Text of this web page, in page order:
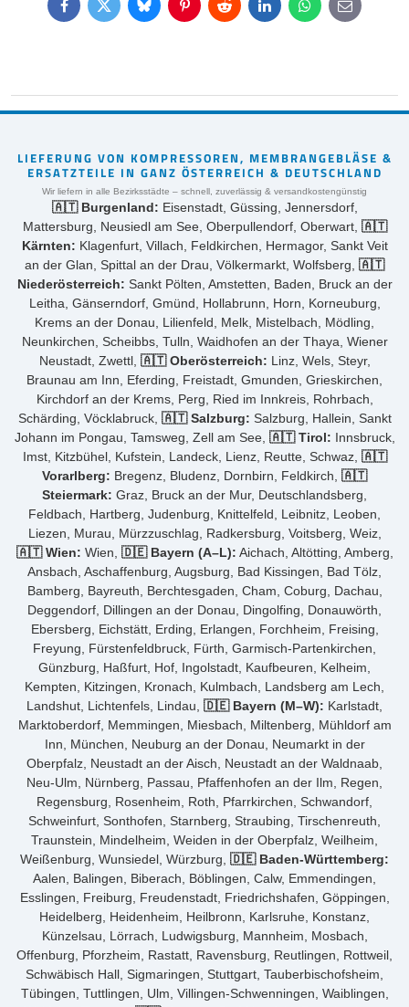
FacebookTwitterBlueskyPinterestReddit LinkedInWhatsApp
E-
mail
LIEFERUNG VON KOMPRESSOREN, MEMBRANGEBLÄSE &
ERSATZTEILE IN GANZ ÖSTERREICH & DEUTSCHLAND
Wir liefern in alle Bezirksstädte – schnell, zuverlässig & versandkostengünstig
🇦🇹 Burgenland: Eisenstadt, Güssing, Jennersdorf,
Mattersburg, Neusiedl am See, Oberpullendorf, Oberwart, 🇦🇹
Kärnten: Klagenfurt, Villach, Feldkirchen, Hermagor, Sankt Veit
an der Glan, Spittal an der Drau, Völkermarkt, Wolfsberg, 🇦🇹
Niederösterreich: Sankt Pölten, Amstetten, Baden, Bruck an der
Leitha, Gänserndorf, Gmünd, Hollabrunn, Horn, Korneuburg,
Krems an der Donau, Lilienfeld, Melk, Mistelbach, Mödling,
Neunkirchen, Scheibbs, Tulln, Waidhofen an der Thaya, Wiener
Neustadt, Zwettl, 🇦🇹 Oberösterreich: Linz, Wels, Steyr,
Braunau am Inn, Eferding, Freistadt, Gmunden, Grieskirchen,
Kirchdorf an der Krems, Perg, Ried im Innkreis, Rohrbach,
Schärding, Vöcklabruck, 🇦🇹 Salzburg: Salzburg, Hallein, Sankt
Johann im Pongau, Tamsweg, Zell am See, 🇦🇹 Tirol: Innsbruck,
Imst, Kitzbühel, Kufstein, Landeck, Lienz, Reutte, Schwaz, 🇦🇹
Vorarlberg: Bregenz, Bludenz, Dornbirn, Feldkirch, 🇦🇹
Steiermark: Graz, Bruck an der Mur, Deutschlandsberg,
Feldbach, Hartberg, Judenburg, Knittelfeld, Leibnitz, Leoben,
Liezen, Murau, Mürzzuschlag, Radkersburg, Voitsberg, Weiz,
🇦🇹 Wien: Wien, 🇩🇪 Bayern (A–L): Aichach, Altötting, Amberg,
Ansbach, Aschaffenburg, Augsburg, Bad Kissingen, Bad Tölz,
Bamberg, Bayreuth, Berchtesgaden, Cham, Coburg, Dachau,
Deggendorf, Dillingen an der Donau, Dingolfing, Donauwörth,
Ebersberg, Eichstätt, Erding, Erlangen, Forchheim, Freising,
Freyung, Fürstenfeldbruck, Fürth, Garmisch-Partenkirchen,
Günzburg, Haßfurt, Hof, Ingolstadt, Kaufbeuren, Kelheim,
Kempten, Kitzingen, Kronach, Kulmbach, Landsberg am Lech,
Landshut, Lichtenfels, Lindau, 🇩🇪 Bayern (M–W): Karlstadt,
Marktoberdorf, Memmingen, Miesbach, Miltenberg, Mühldorf am
Inn, München, Neuburg an der Donau, Neumarkt in der
Oberpfalz, Neustadt an der Aisch, Neustadt an der Waldnaab,
Neu-Ulm, Nürnberg, Passau, Pfaffenhofen an der Ilm, Regen,
Regensburg, Rosenheim, Roth, Pfarrkirchen, Schwandorf,
Schweinfurt, Sonthofen, Starnberg, Straubing, Tirschenreuth,
Traunstein, Mindelheim, Weiden in der Oberpfalz, Weilheim,
Weißenburg, Wunsiedel, Würzburg, 🇩🇪 Baden-Württemberg:
Aalen, Balingen, Biberach, Böblingen, Calw, Emmendingen,
Esslingen, Freiburg, Freudenstadt, Friedrichshafen, Göppingen,
Heidelberg, Heidenheim, Heilbronn, Karlsruhe, Konstanz,
Künzelsau, Lörrach, Ludwigsburg, Mannheim, Mosbach,
Offenburg, Pforzheim, Rastatt, Ravensburg, Reutlingen, Rottweil,
Schwäbisch Hall, Sigmaringen, Stuttgart, Tauberbischofsheim,
Tübingen, Tuttlingen, Ulm, Villingen-Schwenningen, Waiblingen,